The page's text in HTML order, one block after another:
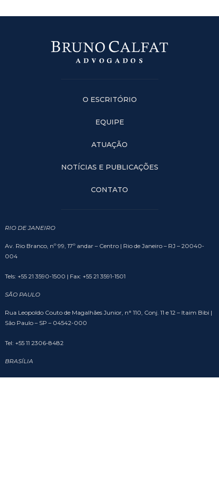
O ESCRITÓRIO
EQUIPE
ATUAÇÃO
NOTÍCIAS E PUBLICAÇÕES
CONTATO
RIO DE JANEIRO
Av. Rio Branco, nº 99, 17º andar – Centro | Rio de Janeiro – RJ – 20040-
004
Tels: +55 21 3590-1500 | Fax: +55 21 3591-1501
SÃO PAULO
Rua Leopoldo Couto de Magalhães Junior, n° 110, Conj. 11 e 12 – Itaim Bibi |
São Paulo – SP – 04542-000
Tel: +55 11 2306-8482
BRASÍLIA
SHS Quadra 6, Cj. A, Bloco A, sala 508 – Asa Sul – Edifício Brasil 21 | Brasília